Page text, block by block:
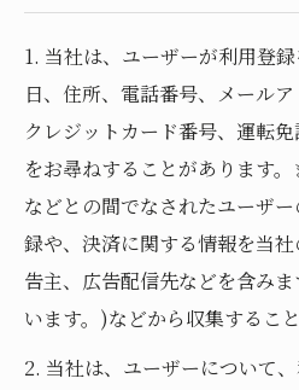
1. 当社は、ユーザーが利用登
日、住所、電話番号、メールア
クレジットカード番号、運転
をお尋ねすることがあります
などとの間でなされたユーザ
録や、決済に関する情報を当
告主、広告配信先などを含み
います。)などから収集すること
2. 当社は、ユーザーについて